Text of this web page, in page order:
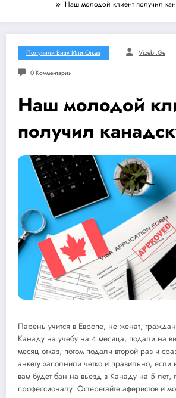
Наш молодой клиент получил
Получили Визу Или Отказ Vizebi.ge
0 Комментарии
Наш молодой
получил
Парень учится в Европе, не женат,
Канаду на учебу на 4 месяца, подали на
месяц отказ, потом подали второй раз и
анкету заполнили четко и правильно, если
вам будет бан на вьезд в Канаду на 5 лет,
профессионалу. Остерегайте аферистов и